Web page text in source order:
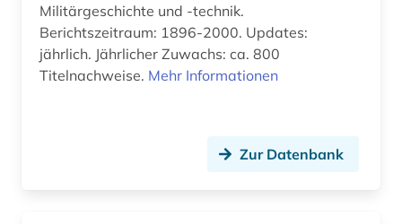
nachrichtentechnik (1)
national archives london (1)
Militärgeschichte und -technik.
Berichtszeitraum: 1896-2000. Updates:
jährlich. Jährlicher Zuwachs: ca. 800
Titelnachweise. Mehr Informationen
Zur Datenbank